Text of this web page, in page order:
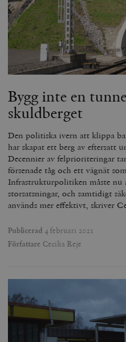
Bygg inte en
skuldberget
Den politiska ivern att klippa
har skapat ett berg av eftersatt
Decennier av felprioriteringar
försenade tåg och ett vägnät
Infrastrukturpolitiken måste nu
storsatsningar, och samtidigt
används mer effektivt, skriver
Publicerad 4 februari 2021
Författare Cecilia Reje